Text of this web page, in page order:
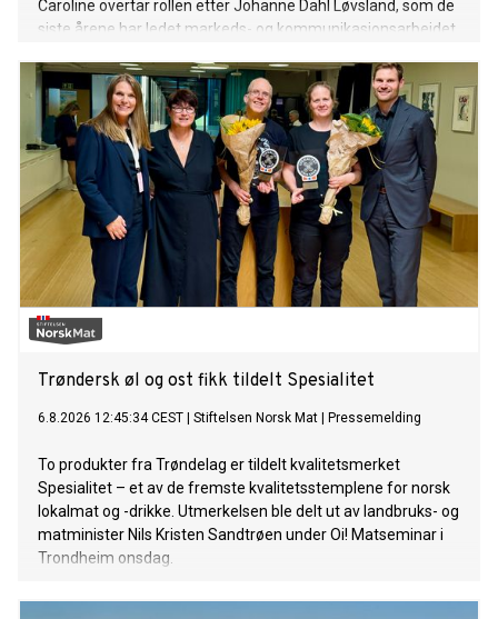
Caroline overtar rollen etter Johanne Dahl Løvsland, som de
siste årene har ledet markeds- og kommunikasjonsarbeidet
Trøndersk øl og ost fikk tildelt Spesialitet
6.8.2026 12:45:34 CEST Stiftelsen Norsk Mat Pressemelding
To produkter fra Trøndelag er tildelt kvalitetsmerket
Spesialitet – et av de fremste kvalitetsstemplene for norsk
lokalmat og -drikke. Utmerkelsen ble delt ut av landbruks- og
matminister Nils Kristen Sandtrøen under Oi! Matseminar i
Trondheim onsdag.